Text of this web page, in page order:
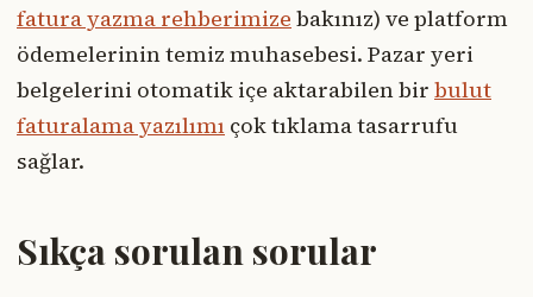
fatura yazma rehberimize bakınız) ve platform
ödemelerinin temiz muhasebesi. Pazar yeri
belgelerini otomatik içe aktarabilen bir bulut
faturalama yazılımı çok tıklama tasarrufu
sağlar.
Sıkça sorulan sorular